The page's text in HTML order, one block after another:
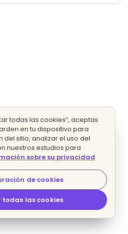
todas las cookies”, aceptas
en tu dispositivo para
sitio, analizar el uso del
nuestros estudios para
sobre su privacidad
de cookies
todas las cookies